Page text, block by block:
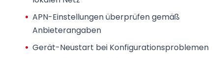
APN-Einstellungen überprüfengemäß
Anbieterangaben
Gerät-Neustart bei Konfigurationsproblemen